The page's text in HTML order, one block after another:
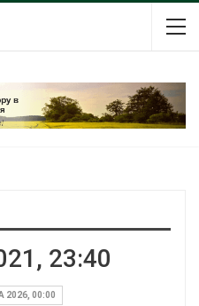
23:40
2026, 00:00